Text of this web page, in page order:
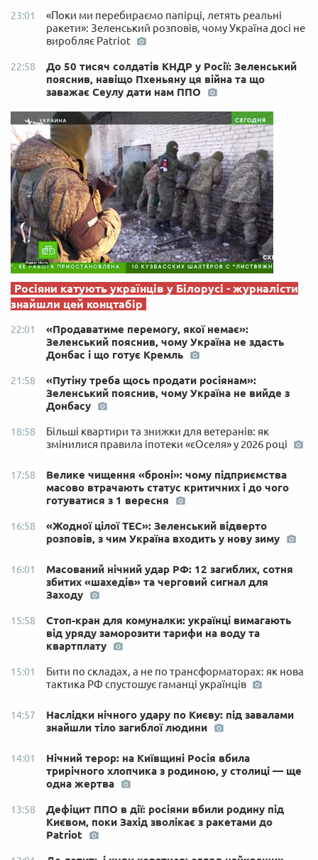
23:01
«Поки ми перебираємо папірці, летять реальні
ракети»: Зеленський розповів, чому Україна досі не
виробляє Patriot
22:58
До 50 тисяч солдатів КНДР у Росії: Зеленський
пояснив, навіщо Пхеньяну ця війна та що
заважає Сеулу дати нам ППО
Росіяни катують українців у Білорусі - журналісти
знайшли цей концтабір
22:01
«Продаватиме перемогу, якої немає»:
Зеленський пояснив, чому Україна не здасть
Донбас і що готує Кремль
21:58
«Путіну треба щось продати росіянам»:
Зеленський пояснив, чому Україна не вийде з
Донбасу
18:58
Більші квартири та знижки для ветеранів: як
змінилися правила іпотеки «єОселя» у 2026 році
17:58
Велике чищення «броні»: чому підприємства
масово втрачають статус критичних і до чого
готуватися з 1 вересня
16:58
«Жодної цілої ТЕС»: Зеленський відверто
розповів, з чим Україна входить у нову зиму
16:01
Масований нічний удар РФ: 12 загиблих, сотня
збитих «шахедів» та черговий сигнал для
Заходу
15:58
Стоп-кран для комуналки: українці вимагають
від уряду заморозити тарифи на воду та
квартплату
15:01
Бити по складах, а не по трансформаторах: як нова
тактика РФ спустошує гаманці українців
14:57
Наслідки нічного удару по Києву: під завалами
знайшли тіло загиблої людини
14:01
Нічний терор: на Київщині Росія вбила
трирічного хлопчика з родиною, у столиці — ще
одна жертва
13:58
Дефіцит ППО в дії: росіяни вбили родину під
Києвом, поки Захід зволікає з ракетами до
Patriot